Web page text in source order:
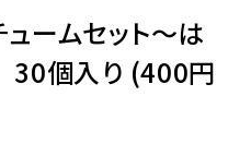
7659
ームセット〜は
個入り (400円